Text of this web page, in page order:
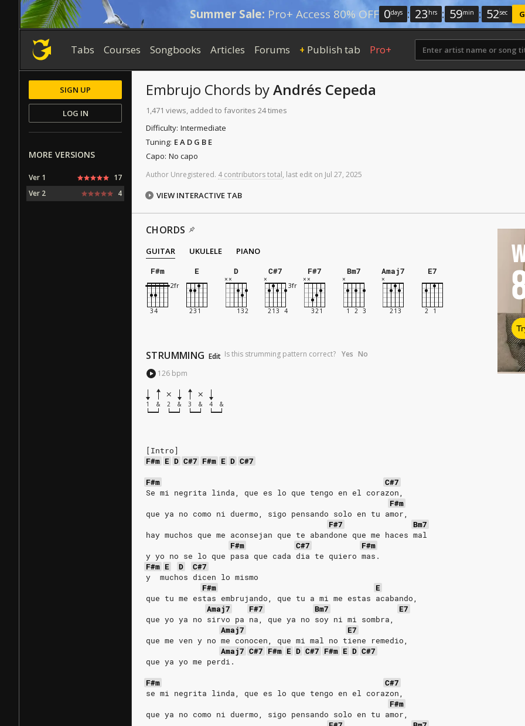
Summer Sale: Pro+ Access 80% OFF 0days : 23 hrs : 59min : 52sec
Tabs Courses Songbooks Articles Forums + Publish tab Pro+
Embrujo Chords byAndrés Cepeda
1,471 views, added to favorites 24 times
Difficulty: Intermediate
Tuning: E A D G B E
Capo: No capo
Author Unregistered. 4 contributors total, last edit on Jul 27, 2025
VIEW INTERACTIVE TAB
CHORDS
GUITAR UKULELE
PIANO
F#m
E D C#7 F#7 Bm7 Amaj7 E7
STRUMMING Edit Is this strumming pattern correct? Yes No
126 bpm
1 & 2 & 3 & 4 &
[Intro]
F#m E D C#7 F#m E D C#7
F#m
C#7
Se mi negrita linda, que es lo que tengo en el corazon,
F#m
que ya no como ni duermo, sigo pensando solo en tu amor,
F#7
Bm7
hay muchos que me aconsejan que te abandone que me haces mal
F#m
C#7
F#m
y yo no se lo que pasa que cada dia te quiero mas.
F#m E D
C#7
y  muchos dicen lo mismo
F#m
E
que tu me estas embrujando, que tu a mi me estas acabando,
Amaj7
F#7 Bm7
E7
que yo ya no sirvo pa na, que ya no soy ni mi sombra,
Amaj7
E7
que me ven y no me conocen, que mi mal no tiene remedio,
Amaj7 C#7 F#m E D C#7 F#m E D C#7
que ya yo me perdi.
F#m
C#7
se mi negrita linda, que es lo que tengo en el corazon,
F#m
que ya no como ni duermo, sigo pensando solo en tu amor,
SIGN UP
LOG IN
MORE VERSIONS
Ver 1
17
Ver 2
4